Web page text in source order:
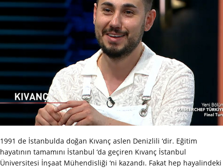
1991 de İstanbulda doğan Kıvanç aslen Denizlili ‘dir. Eğitim
hayatının tamamını İstanbul ‘da geçiren Kıvanç İstanbul
Üniversitesi İnşaat Mühendisliği ‘ni kazandı. Fakat hep hayalindeki